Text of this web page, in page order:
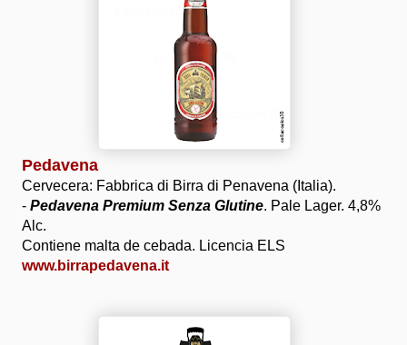
Pedavena
Cervecera: Fabbrica di Birra di Penavena (Italia).
- Pedavena Premium Senza Glutine. Pale Lager. 4,8%
Alc.
Contiene malta de cebada. Licencia ELS
www.birrapedavena.it